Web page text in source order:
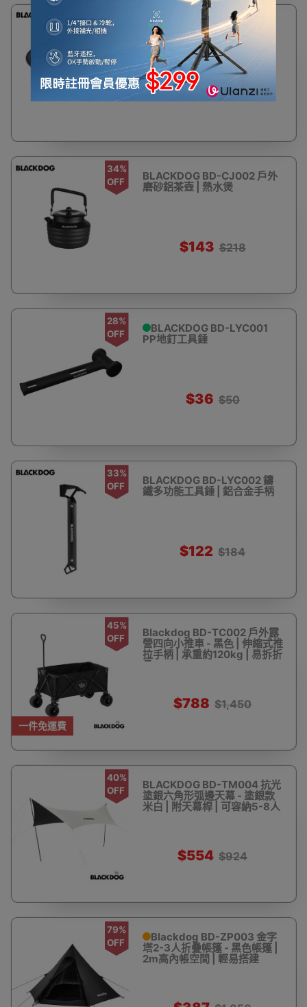
OFF
BLACKDOG BD-CJ001 不
銹鋼雪拉碗
$45 $127
34%
OFF
BLACKDOG BD-CJ002 戶外
磨砂鋁茶壺 | 熱水煲
$143 $218
28%
OFF
BLACKDOG BD-LYC001
PP地釘工具錘
$36 $50
33%
OFF
BLACKDOG BD-LYC002 鑄
鐵多功能工具錘 | 鋁合金手柄
$122 $184
一件免運費
45%
OFF
Blackdog BD-TC002 戶外露
營四向小推車 - 黑色 | 伸縮式推
拉手柄 | 承重約120kg | 易拆折
疊
$788 $1,450
40%
OFF
BLACKDOG BD-TM004 抗光
塗銀六角形弧邊天幕 - 塗銀款
米白 | 附天幕桿 | 可容納5-8人
$554 $924
79%
OFF
Blackdog BD-ZP003 金字
塔2-3人折疊帳篷 - 黑色帳篷 |
2m高內帳空間 | 輕易搭建